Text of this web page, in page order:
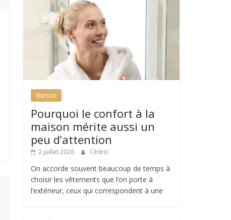
Maison
Pourquoi le confort à la
maison mérite aussi un
peu d’attention
2 juillet 2026 Cédric
On accorde souvent beaucoup de temps à
choisir les vêtements que l’on porte à
l’extérieur, ceux qui correspondent à une